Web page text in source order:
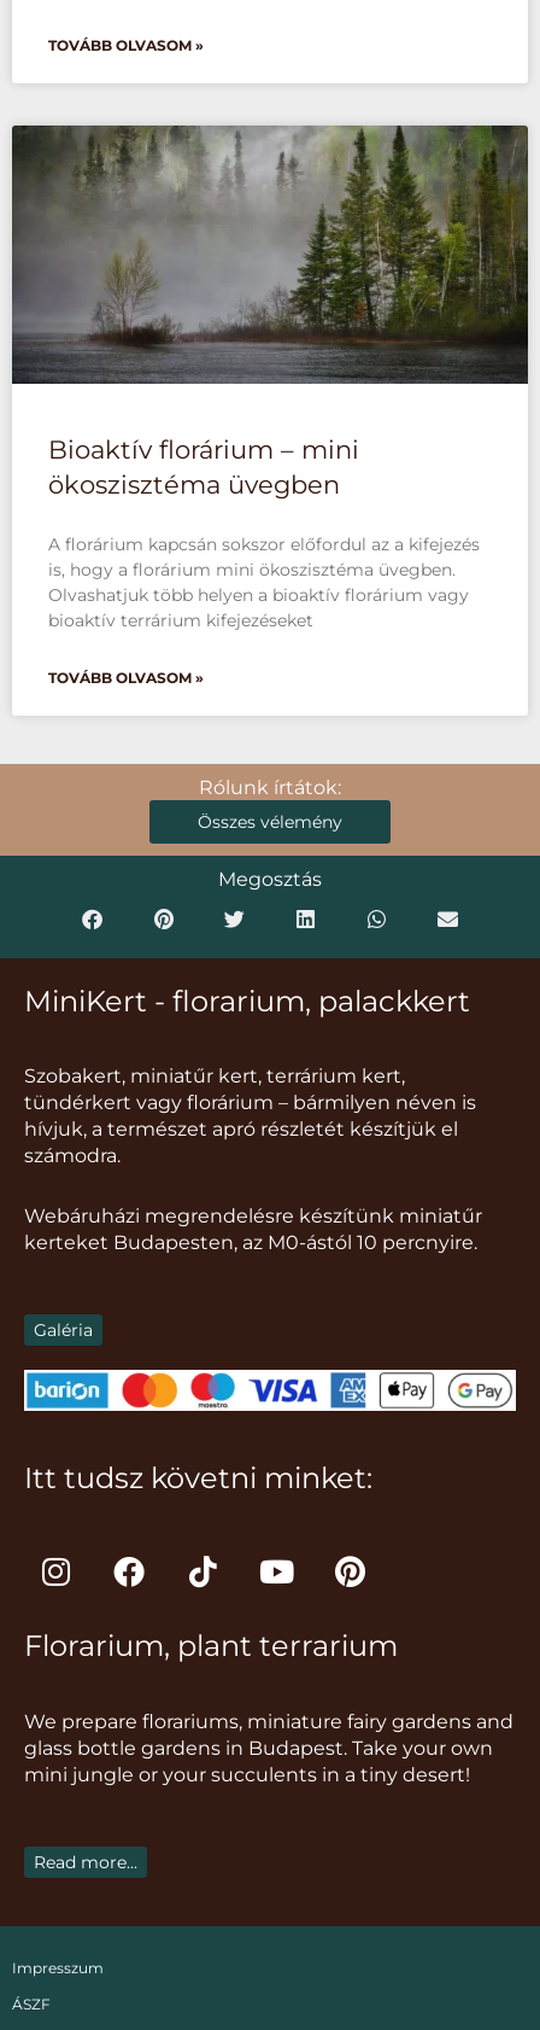
TOVÁBB OLVASOM »
Bioaktív florárium – mini
ökoszisztéma üvegben
A florárium kapcsán sokszor előfordul az a kifejezés
is, hogy a florárium mini ökoszisztéma üvegben.
Olvashatjuk több helyen a bioaktív florárium vagy
bioaktív terrárium kifejezéseket
TOVÁBB OLVASOM »
Rólunk írtátok:
Összes vélemény
Megosztás
MiniKert - florarium, palackkert
Szobakert, miniatűr kert, terrárium kert,
tündérkert vagy florárium – bármilyen néven is
hívjuk, a természet apró részletét készítjük el
számodra.
Webáruházi megrendelésre készítünk miniatűr
kerteket Budapesten, az M0-ástól 10 percnyire.
Galéria
Itt tudsz követni minket:
I
n
t
g
r
a
F
a
e
o
o
k
T
i
t
k
Y
o
t
b
e
P
i
t
r
e
s
Florarium, plant terrarium
We prepare florariums, miniature fairy gardens and
glass bottle gardens in Budapest. Take your own
mini jungle or your succulents in a tiny desert!
Read more...
Impresszum
ÁSZF